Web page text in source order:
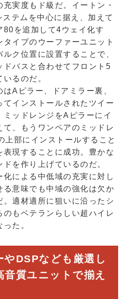
実度もド級だ。イートン・
テムを中心に据え、加えて
80を追加して4ウェイ化す
イプのウーファーユニット
ク位置に設置することで、
ドバスと合わせてフロント5
るのだ。
Aピラー、ドアミラー裏、
てインストールされたツイー
ッドレンジをAピラーにイ
て、もうワンペアのミッドレ
上部にインストールすること
現することに成功。豊かな
を作り上げているのだ。
化による中低域の充実に対し
る意味でも中域の強化は欠か
適材適所に狙いに沿ったシ
のもベテランらしい超ハイレ
た。
DSPなども厳選し
質ユニットで揃え